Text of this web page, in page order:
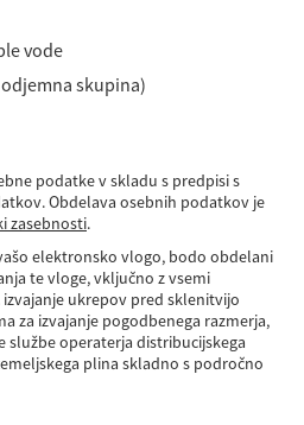
vode
skupina)
podatke v skladu s predpisi s
Obdelava osebnih podatkov je
zasebnosti.
elektronsko vlogo, bodo obdelani
te vloge, vključno z vsemi
ukrepov pred sklenitvijo
za izvajanje pogodbenega razmerja,
službe operaterja distribucijskega
plina skladno s področno